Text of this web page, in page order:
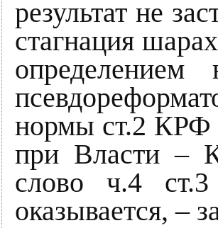
результат не
стагнация
нормы ст.2 КРФ
при Власти –
слово ч.4
оказывается, –